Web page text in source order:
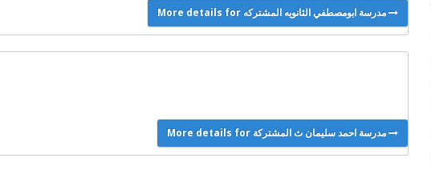
More details for مدرسة ابومصطفي الثانويه المشتركه
More details for مدرسة احمد سليمان ث المشتركة